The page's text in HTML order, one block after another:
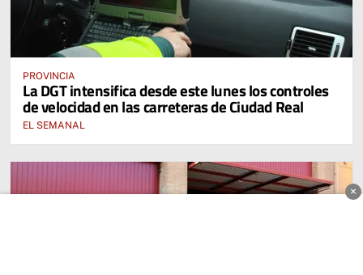
PROVINCIA
La DGT intensifica desde este lunes los controles
de velocidad en las carreteras de Ciudad Real
EL SEMANAL
×